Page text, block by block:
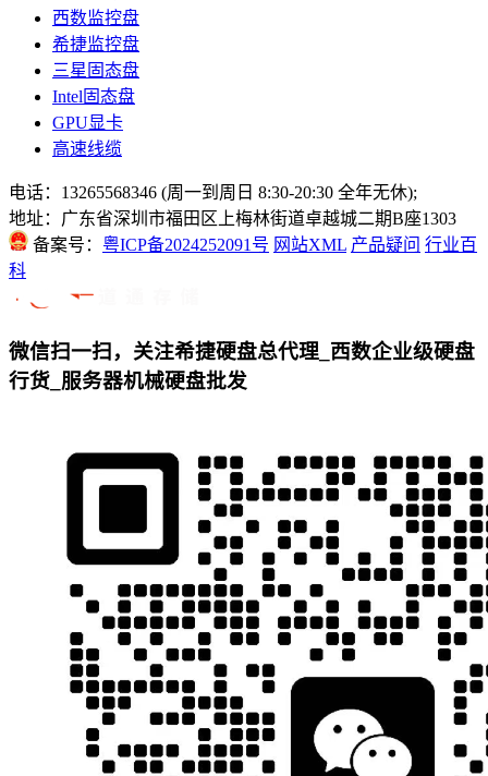
西数监控盘
希捷监控盘
三星固态盘
Intel固态盘
GPU显卡
高速线缆
电话：13265568346 (周一到周日 8:30-20:30 全年无休);
地址：广东省深圳市福田区上梅林街道卓越城二期B座1303
备案号： 粤ICP备2024252091号 网站XML 产品疑问 行业百
科
微信扫一扫，关注希捷硬盘总代理_西数企业级硬盘
行货_服务器机械硬盘批发